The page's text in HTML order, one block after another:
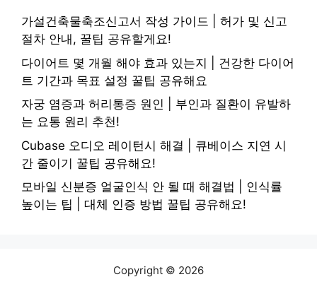
가설건축물축조신고서 작성 가이드 | 허가 및 신고
절차 안내, 꿀팁 공유할게요!
다이어트 몇 개월 해야 효과 있는지 | 건강한 다이어
트 기간과 목표 설정 꿀팁 공유해요
자궁 염증과 허리통증 원인 | 부인과 질환이 유발하
는 요통 원리 추천!
Cubase 오디오 레이턴시 해결 | 큐베이스 지연 시
간 줄이기 꿀팁 공유해요!
모바일 신분증 얼굴인식 안 될 때 해결법 | 인식률
높이는 팁 | 대체 인증 방법 꿀팁 공유해요!
Copyright © 2026